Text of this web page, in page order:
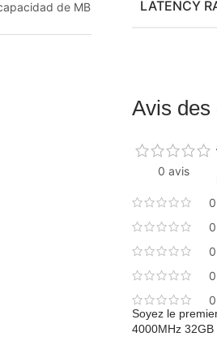
de MB
LATENCY
Avis des
0 avis
0
0
0
0
0
Soyez le
4000MHz 32GB